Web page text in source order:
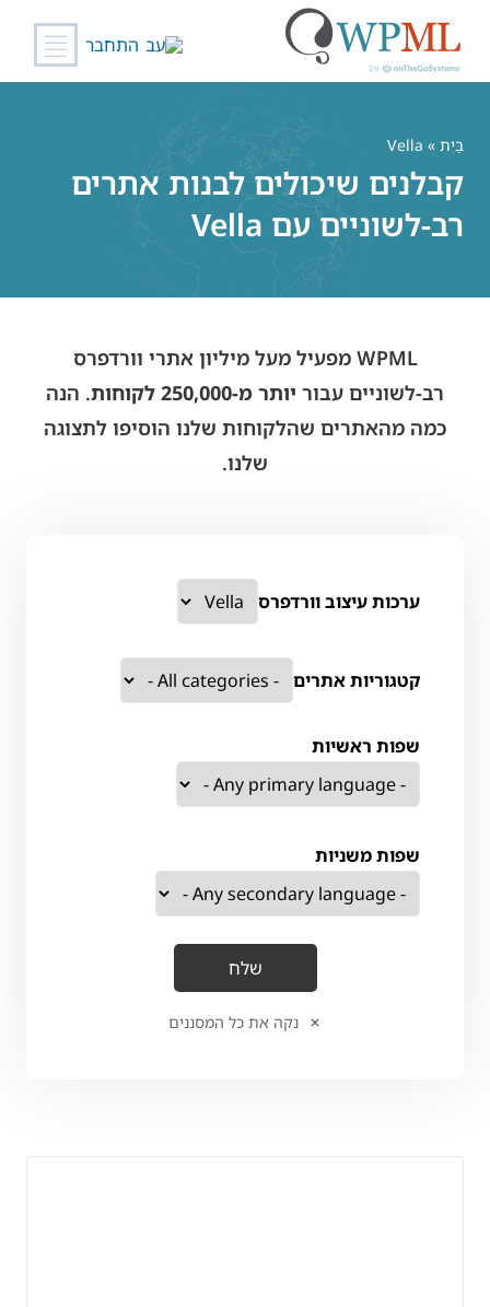
התחבר
בַּיִת » Vella
קבלנים שיכולים לבנות אתרים
רב-לשוניים עם Vella
WPML מפעיל מעל מיליון אתרי וורדפרס
רב-לשוניים עבור יותר מ-250,000 לקוחות
. הנה
כמה מהאתרים שהלקוחות שלנו הוסיפו לתצוגה
שלנו.
ערכות עיצוב וורדפרס
קטגוריות אתרים
שפות ראשיות
שפות משניות
נקה את כל המסננים